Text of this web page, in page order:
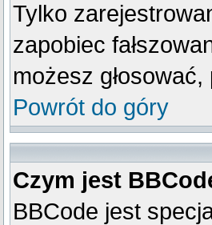
Tylko
zapobiec
możesz
Powrót do góry
Czym jest
BBCode jest